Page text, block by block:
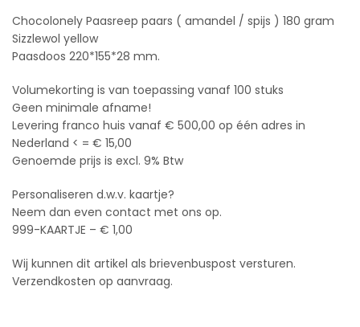
Chocolonely Paasreep paars ( amandel / spijs ) 180 gram
Sizzlewol yellow
Paasdoos 220*155*28 mm.
Volumekorting is van toepassing vanaf 100 stuks
Geen minimale afname!
Levering franco huis vanaf € 500,00 op één adres in
Nederland < = € 15,00
Genoemde prijs is excl. 9% Btw
Personaliseren d.w.v. kaartje?
Neem dan even contact met ons op.
999-KAARTJE – € 1,00
Wij kunnen dit artikel als brievenbuspost versturen.
Verzendkosten op aanvraag.